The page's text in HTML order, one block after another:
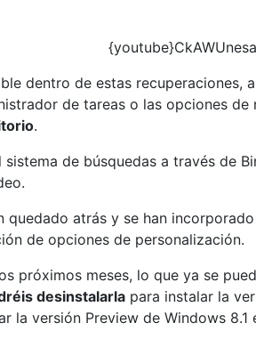
dentro de estas recuperaciones,
de tareas o las opciones
.
de búsquedas a través de
quedado atrás y se han
de opciones de personalización.
próximos meses, lo que ya se
desinstalarla para instalar la
la versión Preview de Windows 8.1